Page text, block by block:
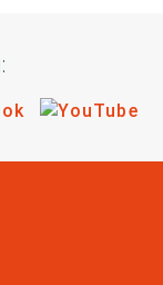
sito su
Visita il